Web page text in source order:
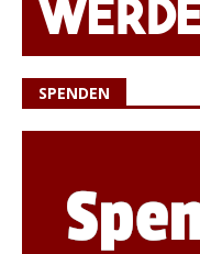
SPENDEN